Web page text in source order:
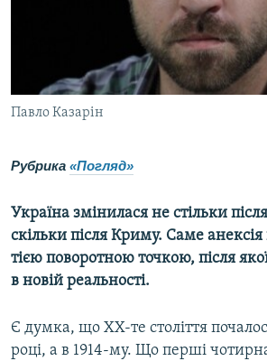
ВІДЕОУРОКИ «ELIFBE»
СВІДЧЕННЯ ОКУПАЦІЇ
УКРАЇНСЬКА ПРОБЛЕМА КРИМУ
ІНФОГРАФІКА
ДОЛУЧАЙСЯ!
Павло Казарін
Рубрика «Погляд»
Україна змінилася не стільки
скільки після Криму. Саме анексія
тією поворотною точкою, після
в новій реальності.
Є думка, що ХХ-те століття
році, а в 1914-му. Що перші